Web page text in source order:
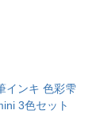
インキ 色彩雫
3色セット